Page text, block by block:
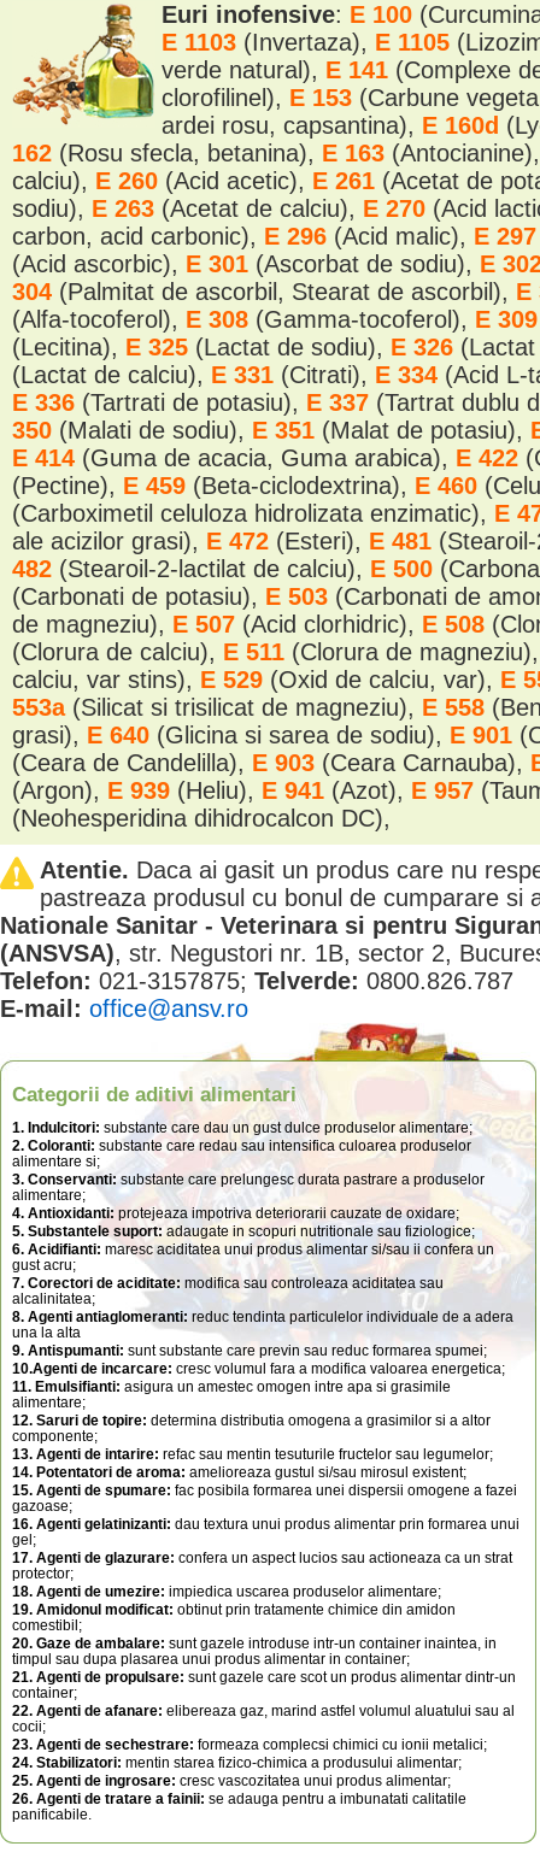
Euri inofensive: E 100
E 1103 (Invertaza), E 1105
verde natural), E 141 (Complexe
clorofilinel), E 153 (Carbune
ardei rosu, capsantina), E 160d
162 (Rosu sfecla, betanina), E 163
calciu), E 260 (Acid acetic), E 261 (Acetat de
sodiu), E 263 (Acetat de calciu), E 270 (Acid
carbon, acid carbonic), E 296 (Acid malic), E
(Acid ascorbic), E 301 (Ascorbat de sodiu), E
304 (Palmitat de ascorbil, Stearat de ascorbil), E
(Alfa-tocoferol), E 308 (Gamma-tocoferol), E
(Lecitina), E 325 (Lactat de sodiu), E 326
(Lactat de calciu), E 331 (Citrati), E 334 (Acid L-
E 336 (Tartrati de potasiu), E 337 (Tartrat dublu
350 (Malati de sodiu), E 351 (Malat de potasiu),
E 414 (Guma de acacia, Guma arabica), E 422
(Pectine), E 459 (Beta-ciclodextrina), E 460
(Carboximetil celuloza hidrolizata enzimatic), E
ale acizilor grasi), E 472 (Esteri), E 481
482 (Stearoil-2-lactilat de calciu), E 500
(Carbonati de potasiu), E 503 (Carbonati de
de magneziu), E 507 (Acid clorhidric), E 508
(Clorura de calciu), E 511 (Clorura de
calciu, var stins), E 529 (Oxid de calciu, var), E
553a (Silicat si trisilicat de magneziu), E 558
grasi), E 640 (Glicina si sarea de sodiu), E 901
(Ceara de Candelilla), E 903 (Ceara Carnauba),
(Argon), E 939 (Heliu), E 941 (Azot), E 957
(Neohesperidina dihidrocalcon DC),
Atentie. Daca ai gasit un produs care nu
pastreaza produsul cu bonul de cumparare si
Nationale Sanitar - Veterinara si pentru
(ANSVSA), str. Negustori nr. 1B, sector 2,
Telefon: 021-3157875; Telverde: 0800.826.787
E-mail: office@ansv.ro
Categorii de aditivi alimentari
1. Indulcitori: substante care dau un gust dulce produselor alimentare;
2. Coloranti: substante care redau sau intensifica culoarea produselor
alimentare si;
3. Conservanti: substante care prelungesc durata pastrare a produselor
alimentare;
4. Antioxidanti: protejeaza impotriva deteriorarii cauzate de oxidare;
5. Substantele suport: adaugate in scopuri nutritionale sau fiziologice;
6. Acidifianti: maresc aciditatea unui produs alimentar si/sau ii confera un
gust acru;
7. Corectori de aciditate: modifica sau controleaza aciditatea sau
alcalinitatea;
8. Agenti antiaglomeranti: reduc tendinta particulelor individuale de a adera
una la alta
9. Antispumanti: sunt substante care previn sau reduc formarea spumei;
10.Agenti de incarcare: cresc volumul fara a modifica valoarea energetica;
11. Emulsifianti: asigura un amestec omogen intre apa si grasimile
alimentare;
12. Saruri de topire: determina distributia omogena a grasimilor si a altor
componente;
13. Agenti de intarire: refac sau mentin tesuturile fructelor sau legumelor;
14. Potentatori de aroma: amelioreaza gustul si/sau mirosul existent;
15. Agenti de spumare: fac posibila formarea unei dispersii omogene a fazei
gazoase;
16. Agenti gelatinizanti: dau textura unui produs alimentar prin formarea unui
gel;
17. Agenti de glazurare: confera un aspect lucios sau actioneaza ca un strat
protector;
18. Agenti de umezire: impiedica uscarea produselor alimentare;
19. Amidonul modificat: obtinut prin tratamente chimice din amidon
comestibil;
20. Gaze de ambalare: sunt gazele introduse intr-un container inaintea, in
timpul sau dupa plasarea unui produs alimentar in container;
21. Agenti de propulsare: sunt gazele care scot un produs alimentar dintr-un
container;
22. Agenti de afanare: elibereaza gaz, marind astfel volumul aluatului sau al
cocii;
23. Agenti de sechestrare: formeaza complecsi chimici cu ionii metalici;
24. Stabilizatori: mentin starea fizico-chimica a produsului alimentar;
25. Agenti de ingrosare: cresc vascozitatea unui produs alimentar;
26. Agenti de tratare a fainii: se adauga pentru a imbunatati calitatile
panificabile.